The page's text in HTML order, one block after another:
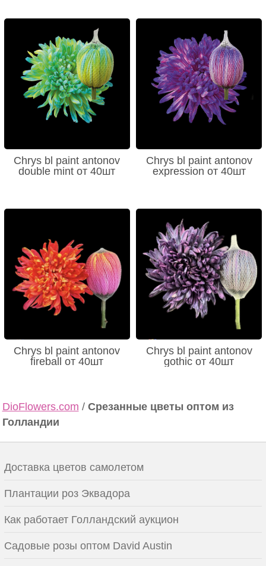
Chrys bl paint antonov
double mint от 40шт
Chrys bl paint antonov
expression от 40шт
Chrys bl paint antonov
fireball от 40шт
Chrys bl paint antonov
gothic от 40шт
DioFlowers.com / Срезанные цветы оптом из
Голландии
Доставка цветов самолетом
Плантации роз Эквадора
Как работает Голландский аукцион
Садовые розы оптом David Austin